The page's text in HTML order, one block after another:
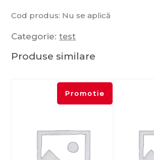
Cod produs: Nu se aplică
Categorie:test
Produse similare
Promotie